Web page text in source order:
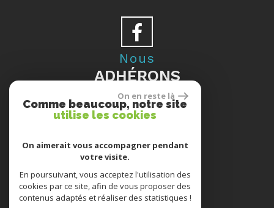
Nous
ADHÉRONS
Se
CONNECTER
On en reste là
Comme beaucoup, notre site
utilise les cookies
On aimerait vous accompagner pendant
votre visite.
En poursuivant, vous acceptez l'utilisation des
cookies par ce site, afin de vous proposer des
contenus adaptés et réaliser des statistiques !